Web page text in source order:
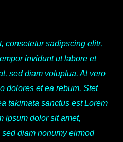
consetetur sadipscing elitr,
invidunt ut labore et
sed diam voluptua. At vero
dolores et ea rebum. Stet
takimata sanctus est Lorem
ipsum dolor sit amet,
diam nonumy eirmod